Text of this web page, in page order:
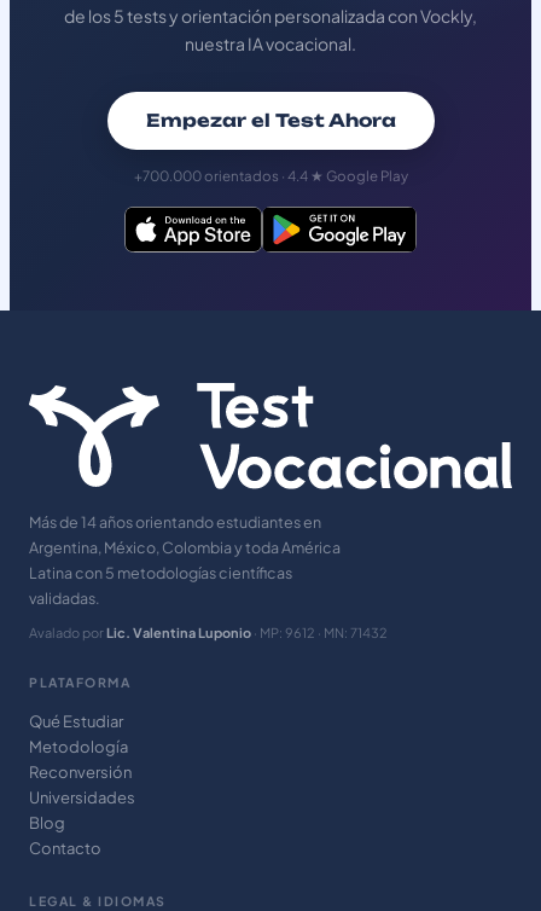
de los 5 tests y orientación personalizada con Vockly,
nuestra IA vocacional.
Empezar el Test Ahora
+700.000 orientados · 4.4 ★ Google Play
Más de 14 años orientando estudiantes en
Argentina, México, Colombia y toda América
Latina con 5 metodologías científicas
validadas.
Avalado por Lic. Valentina Luponio · MP: 9612 · MN: 71432
PLATAFORMA
Qué Estudiar
Metodología
Reconversión
Universidades
Blog
Contacto
LEGAL & IDIOMAS